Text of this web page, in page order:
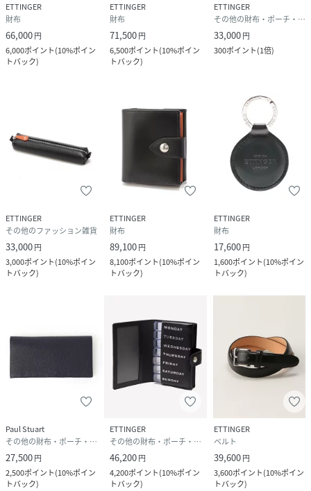
ETTINGER
財布
66,000円
6,000ポイント(10%ポイン
トバック)
ETTINGER
財布
71,500円
6,500ポイント(10%ポイン
トバック)
ETTINGER
その他の財布・ポーチ・ケース
33,000円
300ポイント(1倍)
ETTINGER
その他のファッション雑貨
33,000円
3,000ポイント(10%ポイン
トバック)
ETTINGER
財布
89,100円
8,100ポイント(10%ポイン
トバック)
ETTINGER
財布
17,600円
1,600ポイント(10%ポイン
トバック)
Paul Stuart
その他の財布・ポーチ・ケース
27,500円
2,500ポイント(10%ポイン
トバック)
ETTINGER
その他の財布・ポーチ・ケース
46,200円
4,200ポイント(10%ポイン
トバック)
ETTINGER
ベルト
39,600円
3,600ポイント(10%ポイン
トバック)